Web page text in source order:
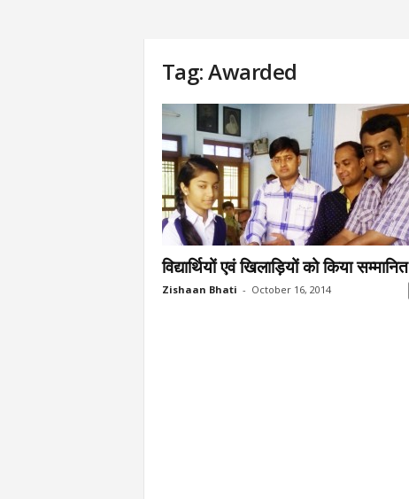
Tag: Awarded
विद्यार्थियों एवं खिलाड़ियों को किया सम्मानित
Zishaan Bhati - October 16, 2014